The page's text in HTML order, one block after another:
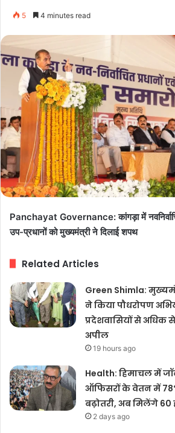
5 4 minutes read
Panchayat Governance: कांगड़ा में
उप-प्रधानों को मुख्यमंत्री ने दिलाई शपथ
Related Articles
Green Shimla:
ने किया पौधरोपण
प्रदेशवासियों से
अपील
19 hours ago
Health: हिमाचल में
ऑफिसरों के वेतन में
बढ़ोतरी, अब मिलेंगे 60
2 days ago